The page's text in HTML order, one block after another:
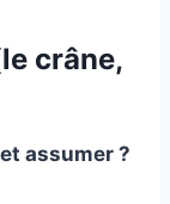
crâne,
assumer ?